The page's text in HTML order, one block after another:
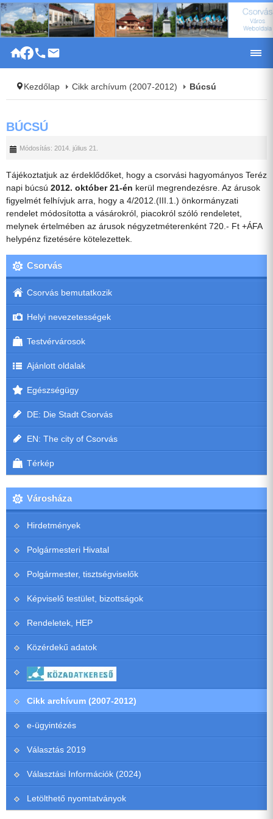
|
Kezdőlap Cikk archívum (2007-2012) Búcsú
BÚCSÚ
Módosítás: 2014. július 21.
Tájékoztatjuk az érdeklődőket, hogy a csorvási hagyományos Teréz
napi búcsú 2012. október 21-én kerül megrendezésre. Az árusok
figyelmét felhívjuk arra, hogy a 4/2012.(III.1.) önkormányzati
rendelet módosította a vásárokról, piacokról szóló rendeletet,
melynek értelmében az árusok négyzetméterenként 720.- Ft +ÁFA
helypénz fizetésére kötelezettek.
Csorvás
Csorvás bemutatkozik
Helyi nevezetességek
Testvérvárosok
Ajánlott oldalak
Egészségügy
DE: Die Stadt Csorvás
EN: The city of Csorvás
Térkép
Városháza
Hirdetmények
Polgármesteri Hivatal
Polgármester, tisztségviselők
Képviselő testület, bizottságok
Rendeletek, HEP
Közérdekű adatok
Cikk archívum (2007-2012)
e-ügyintézés
Választás 2019
Választási Információk (2024)
Letölthető nyomtatványok